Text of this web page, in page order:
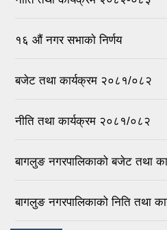
१६ ‌औं नगर सभाकाे निर्णय
बजेट तथा कार्यक्रम २०८१/०८२
नीति तथा कार्यक्रम २०८१/०८२
बागलुङ नगरपालिकाको बजेट तथा
बागलुङ नगरपालिकाको निति तथा